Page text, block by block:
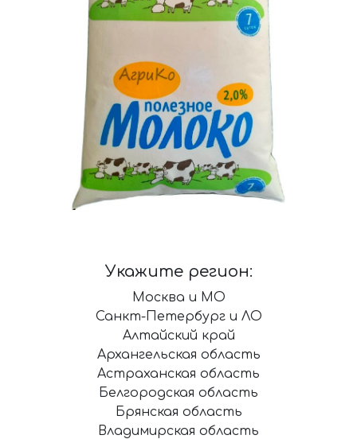
Укажите регион:
Москва и МО
Санкт-Петербург и ЛО
Алтайский край
Архангельская область
Астраханская область
Белгородская область
Брянская область
Владимирская область